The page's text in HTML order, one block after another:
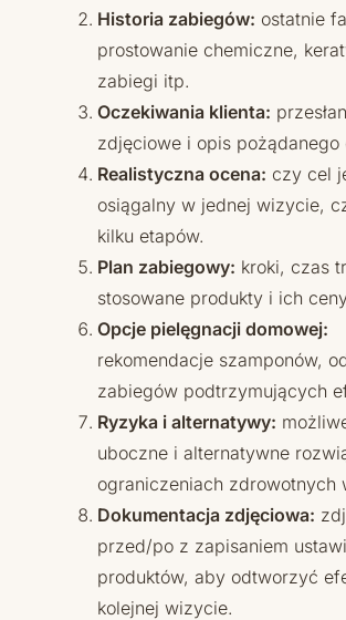
Historia zabiegów: ostatnie
prostowanie chemiczne,
zabiegi itp.
Oczekiwania klienta:
zdjęciowe i opis pożądanego
Realistyczna ocena: czy cel
osiągalny w jednej wizycie,
kilku etapów.
Plan zabiegowy: kroki, czas
stosowane produkty i ich
Opcje pielęgnacji domowej:
rekomendacje szamponów,
zabiegów podtrzymujących
Ryzyka i alternatywy:
uboczne i alternatywne
ograniczeniach zdrowotnych
Dokumentacja zdjęciowa:
przed/po z zapisaniem
produktów, aby odtworzyć
kolejnej wizycie.